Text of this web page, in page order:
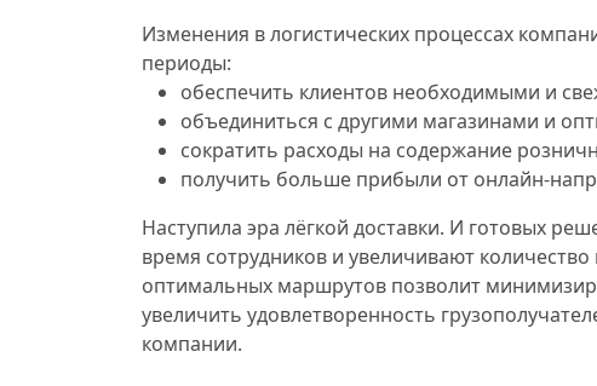
Изменения в логистических процессах
периоды:
обеспечить клиентов необходимыми и
объединиться с другими магазинами и
сократить расходы на содержание
получить больше прибыли от онлайн-
Наступила эра лёгкой доставки. И готовых
время сотрудников и увеличивают
оптимальных маршрутов позволит
увеличить удовлетворенность
компании.